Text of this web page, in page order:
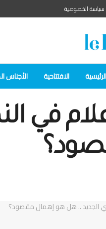
سياسة الخصوصية
الرئيسية الافتتاحية الأجناس
في